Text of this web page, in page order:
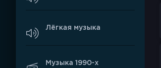
Лёгкая музыка
Музыка 1990-х